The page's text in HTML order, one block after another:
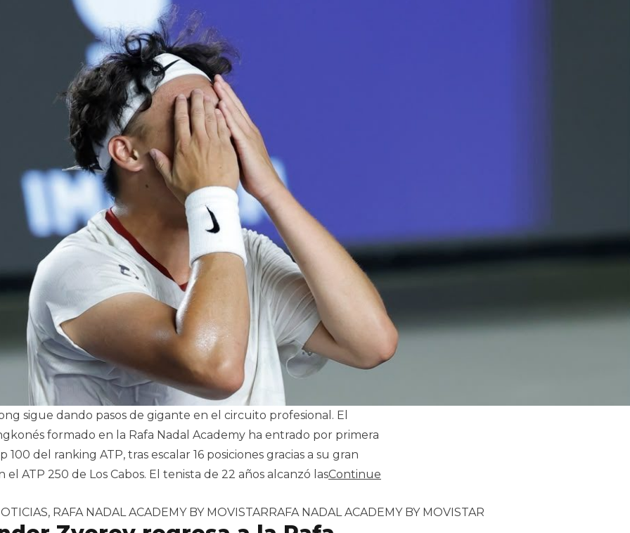
sigue dando pasos de gigante en el circuito profesional. El
formado en la Rafa Nadal Academy ha entrado por primera
100 del ranking ATP, tras escalar 16 posiciones gracias a su gran
el ATP 250 de Los Cabos. El tenista de 22 años alcanzó lasContinue
en
, RAFA NADAL ACADEMY BY MOVISTARTags:
RAFA NADAL ACADEMY BY MOVISTAR